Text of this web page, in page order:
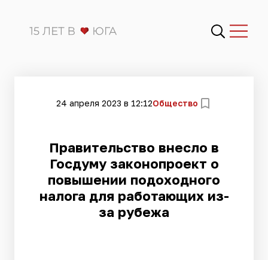
24 апреля 2023 в 12:12Общество
Правительство внесло в
Госдуму законопроект о
повышении подоходного
налога для работающих из-
за рубежа